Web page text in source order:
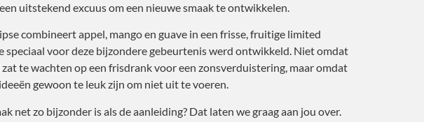
uitstekend excuus om een nieuwe smaak te ontwikkelen.
combineert appel, mango en guave in een frisse, fruitige limited
speciaal voor deze bijzondere gebeurtenis werd ontwikkeld. Niet omdat
te wachten op een frisdrank voor een zonsverduistering, maar omdat
gewoon te leuk zijn om niet uit te voeren.
net zo bijzonder is als de aanleiding? Dat laten we graag aan jou over.